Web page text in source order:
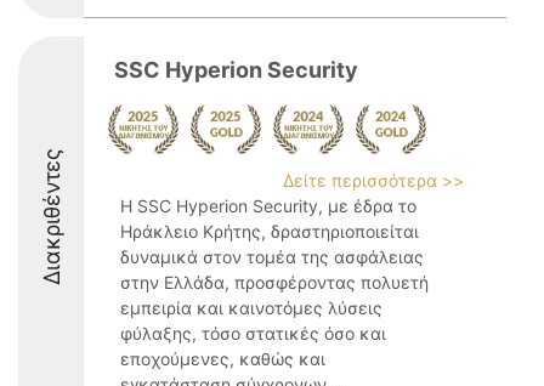
Διακριθέντες
SSC Hyperion Security
Δείτε περισσότερα >>
Η SSC Hyperion Security, με έδρα το
Ηράκλειο Κρήτης, δραστηριοποιείται
δυναμικά στον τομέα της ασφάλειας
στην Ελλάδα, προσφέροντας πολυετή
εμπειρία και καινοτόμες λύσεις
φύλαξης, τόσο στατικές όσο και
εποχούμενες, καθώς και